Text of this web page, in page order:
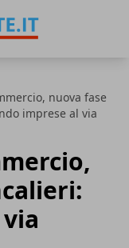
nuova fase
imprese al via